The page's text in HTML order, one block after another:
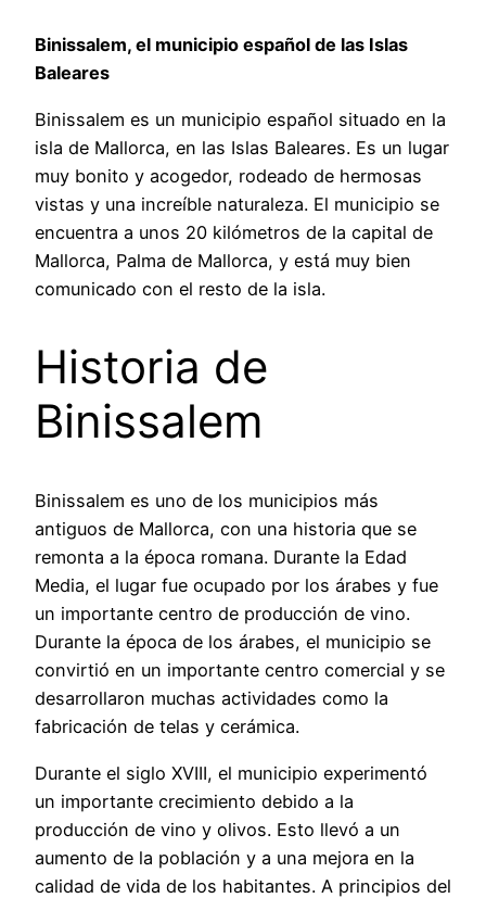
Binissalem, el municipio español de las Islas
Baleares
Binissalem es un municipio español situado en la
isla de Mallorca, en las Islas Baleares. Es un lugar
muy bonito y acogedor, rodeado de hermosas
vistas y una increíble naturaleza. El municipio se
encuentra a unos 20 kilómetros de la capital de
Mallorca, Palma de Mallorca, y está muy bien
comunicado con el resto de la isla.
Historia de
Binissalem
Binissalem es uno de los municipios más
antiguos de Mallorca, con una historia que se
remonta a la época romana. Durante la Edad
Media, el lugar fue ocupado por los árabes y fue
un importante centro de producción de vino.
Durante la época de los árabes, el municipio se
convirtió en un importante centro comercial y se
desarrollaron muchas actividades como la
fabricación de telas y cerámica.
Durante el siglo XVIII, el municipio experimentó
un importante crecimiento debido a la
producción de vino y olivos. Esto llevó a un
aumento de la población y a una mejora en la
calidad de vida de los habitantes. A principios del